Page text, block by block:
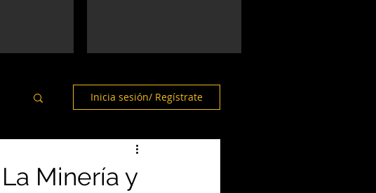
Inicia sesión/ Regístrate
Minería y